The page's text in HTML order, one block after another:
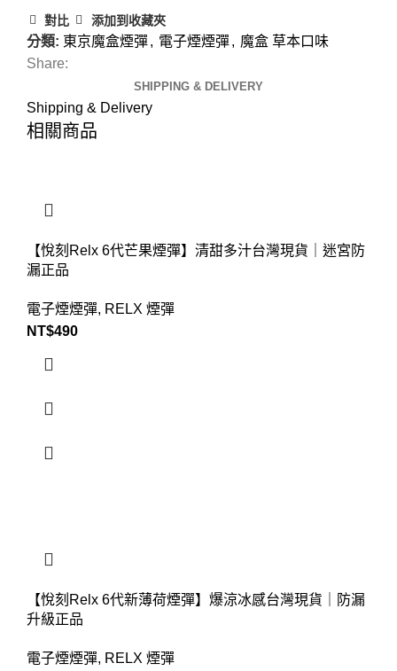
對比 添加到收藏夾
分類: 東京魔盒煙彈, 電子煙煙彈, 魔盒 草本口味
Share:
SHIPPING & DELIVERY
Shipping & Delivery
相關商品
【悅刻Relx 6代芒果煙彈】清甜多汁台灣現貨｜迷宮防
漏正品
電子煙煙彈, RELX 煙彈
NT$490
【悅刻Relx 6代新薄荷煙彈】爆涼冰感台灣現貨｜防漏
升級正品
電子煙煙彈, RELX 煙彈